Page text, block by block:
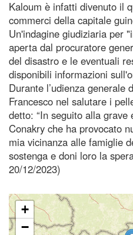
Kaloum è infatti divenuto il
commerci della capitale
Un'indagine giudiziaria per
aperta dal procuratore
del disastro e le eventuali
disponibili informazioni
Durante l’udienza generale
Francesco nel salutare i
detto: “In seguito alla grave
Conakry che ha provocato
mia vicinanza alle famiglie
sostenga e doni loro la
20/12/2023)
+
−